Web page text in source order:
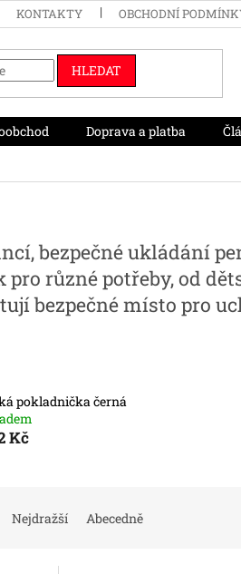
KONTAKTY OBCHODNÍ
HLEDAT
Doprava a platba
bezpečné ukládání
různé potřeby, od
bezpečné místo pro
pokladnička černá
Kč
Nejdražší Abecedně